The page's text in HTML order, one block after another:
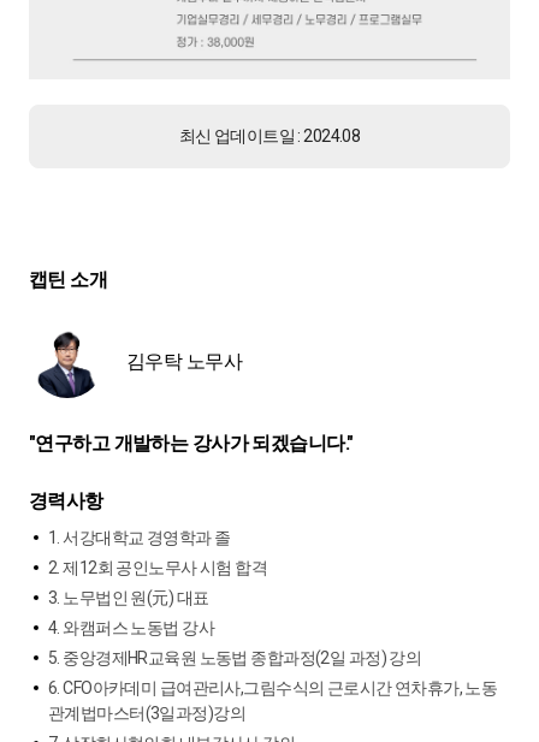
최신 업데이트일 : 2024.08
캡틴 소개
김우탁 노무사
"연구하고 개발하는 강사가 되겠습니다."
경력사항
1. 서강대학교 경영학과 졸
2. 제12회 공인노무사 시험 합격
3. 노무법인 원(元) 대표
4. 와캠퍼스 노동법 강사
5. 중앙경제HR교육원 노동법 종합과정(2일 과정) 강의
6. CFO아카데미 급여관리사,그림수식의 근로시간 연차휴가, 노동
관계법마스터(3일과정)강의